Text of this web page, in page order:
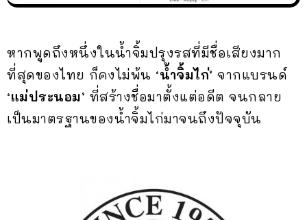
หากพูดถึงหนึ่งในน้ำจิ้มปรุงรสที่มีชื่อเสียงมาก
ที่สุดของไทย ก็คงไม่พ้น ‘น้ำจิ้มไก่’ จากแบรนด์
‘แม่ประนอม’ ที่สร้างชื่อมาตั้งแต่อดีต จนกลาย
เป็นมาตรฐานของน้ำจิ้มไก่มาจนถึงปัจจุบัน